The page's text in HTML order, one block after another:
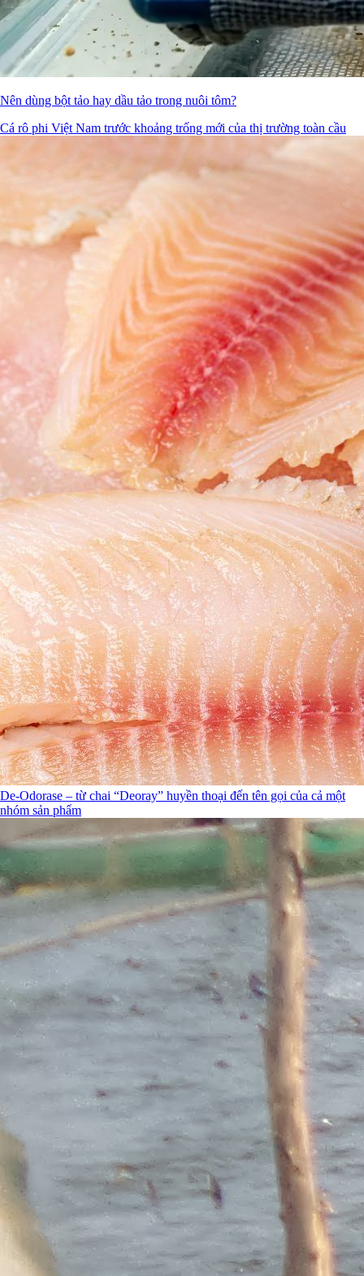
Nên dùng bột tảo hay dầu tảo trong nuôi tôm?
Cá rô phi Việt Nam trước khoảng trống mới của thị trường toàn cầu
De-Odorase – từ chai “Deoray” huyền thoại đến tên gọi của cả một
nhóm sản phẩm